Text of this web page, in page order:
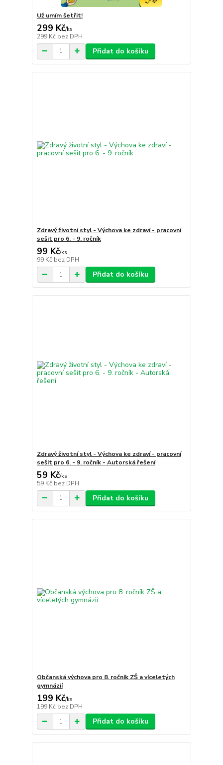
Už umím šetřit!
299 Kč/ks
299 Kč bez DPH
Přidat do košíku
Zdravý životní styl - Výchova ke zdraví - pracovní
sešit pro 6. - 9. ročník
99 Kč/ks
99 Kč bez DPH
Přidat do košíku
Zdravý životní styl - Výchova ke zdraví - pracovní
sešit pro 6. - 9. ročník - Autorská řešení
59 Kč/ks
59 Kč bez DPH
Přidat do košíku
Občanská výchova pro 8. ročník ZŠ a víceletých
gymnázií
199 Kč/ks
199 Kč bez DPH
Přidat do košíku